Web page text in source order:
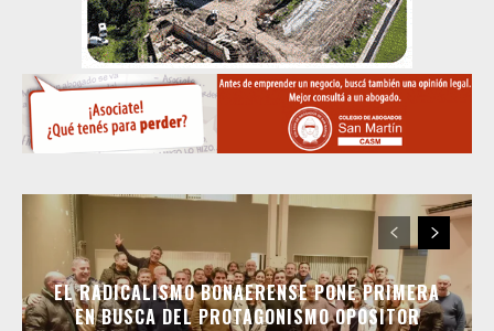
EL RADICALISMO BONAERENSE PONE PRIMERA
EN BUSCA DEL PROTAGONISMO OPOSITOR